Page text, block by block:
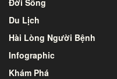
Du Lịch
Hài Lòng Người Bệnh
Infographic
Khám Phá